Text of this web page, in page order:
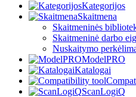
Kategorijos
Skaitmena
Skaitmeninės
Skaitmeninė darbo
Nuskaitymo
ModelPRO
Katalogai
ScanLogiQ